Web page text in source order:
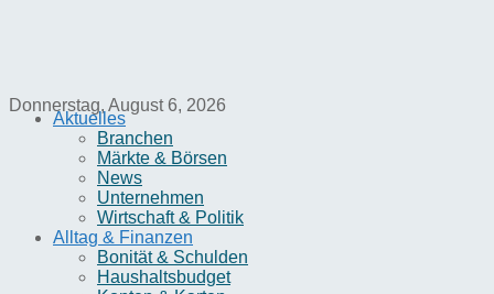
Donnerstag, August 6, 2026
Aktuelles
Branchen
Märkte & Börsen
News
Unternehmen
Wirtschaft & Politik
Alltag & Finanzen
Bonität & Schulden
Haushaltsbudget